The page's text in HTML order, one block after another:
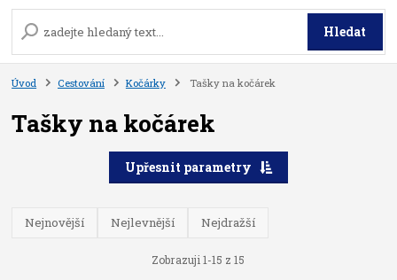
Hledat
Úvod Cestování Kočárky Tašky na kočárek
Tašky na kočárek
Upřesnit parametry
Nejnovější Nejlevnější Nejdražší
Zobrazuji 1-15 z 15